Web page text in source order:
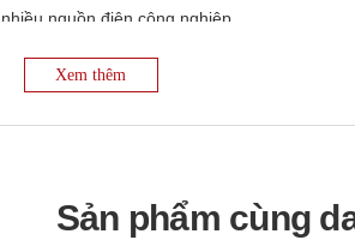
nguồn điện công nghiệp.
đồ cột, giúp người dùng dễ dàng quan sát
Xem thêm
Sản phẩm cùng